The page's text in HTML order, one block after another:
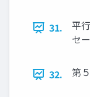
31.
平
セ
32. 第